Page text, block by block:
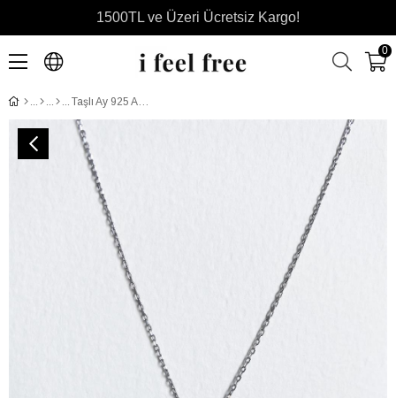
1500TL ve Üzeri Ücretsiz Kargo!
0
Taşlı Ay 925 Ayar Gümüş Kolye - 18 Ayar Beyaz Altın Kaplama